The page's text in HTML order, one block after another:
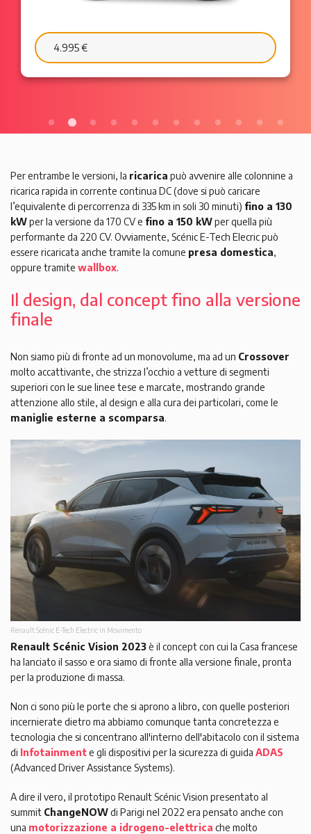
6.595 €
Per entrambe le versioni, la ricarica può avvenire alle colonnine a
ricarica rapida in corrente continua DC (dove si può caricare
l’equivalente di percorrenza di 335 km in soli 30 minuti) fino a 130
kWper la versione da 170 CV e fino a 150 kWper quella più
performante da 220 CV. Ovviamente, Scénic E-Tech Elecric può
essere ricaricata anche tramite la comune presa domestica,
oppure tramite wallbox.
Il design, dal concept fino alla versione
finale
Non siamo più di fronte ad un monovolume, ma ad un Crossover
molto accattivante, che strizza l’occhio a vetture di segmenti
superiori con le sue linee tese e marcate, mostrando grande
attenzione allo stile, al design e alla cura dei particolari, come le
maniglie esterne a scomparsa.
Renault Scénic E-Tech Electric in Movimento
Renault Scénic Vision 2023è il concept con cui la Casa francese
ha lanciato il sasso e ora siamo di fronte alla versione finale, pronta
per la produzione di massa.
Non ci sono più le porte che si aprono a libro, con quelle posteriori
incernierate dietro ma abbiamo comunque tanta concretezza e
tecnologia che si concentrano all'interno dell'abitacolo con il sistema
di Infotainmente gli dispositivi per la sicurezza di guida ADAS
(Advanced Driver Assistance Systems).
A dire il vero, il prototipo Renault Scénic Vision presentato al
summit ChangeNOWdi Parigi nel 2022 era pensato anche con
una motorizzazione a idrogeno-elettrica che molto